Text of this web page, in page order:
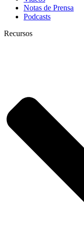
Notas de Prensa
Podcasts
Recursos